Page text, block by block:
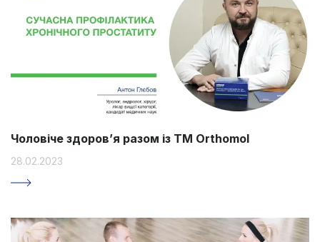
Чоловіче здоров’я разом із ТМ Orthomol
28.02.2023